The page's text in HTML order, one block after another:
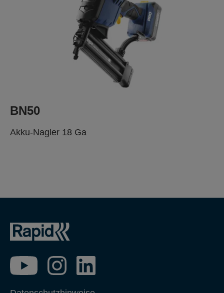
BN50
Akku-Nagler 18 Ga